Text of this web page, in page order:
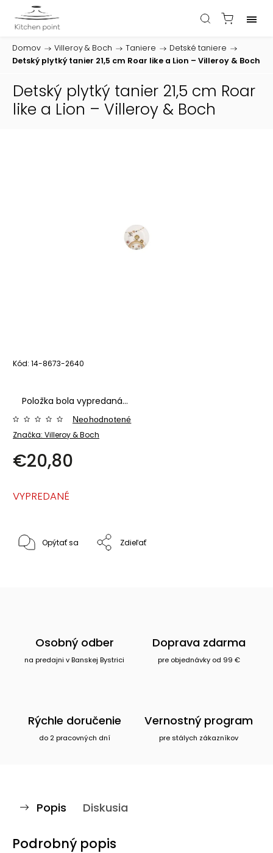
Domov / Villeroy & Boch / Taniere / Detské taniere /
Detský plytký tanier 21,5 cm Roar like a Lion – Villeroy & Boch
Detský plytký tanier 21,5 cm Roar
like a Lion – Villeroy & Boch
Kód: 14-8673-2640
Položka bola vypredaná…
Značka: Villeroy & Boch
Neohodnotené
€20,80
VYPREDANÉ
Opýtať sa Zdieľať
Osobný odber
na predajni v Banskej Bystrici
Doprava zdarma
pre objednávky od 99 €
Rýchle doručenie
do 2 pracovných dní
Vernostný program
pre stálych zákazníkov
Popis Diskusia
Podrobný popis